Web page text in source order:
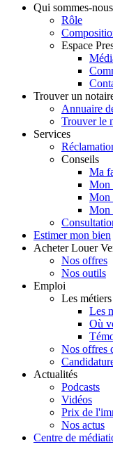
Qui sommes-
Rôle
Espace
Trouver un
Annuaire
Trouver le
Services
Conseils
Ma
Mon
Mon
Mon
Estimer mon bien
Acheter Louer
Nos offres
Nos outils
Emploi
Les
Les
Où
Nos offres
Actualités
Podcasts
Vidéos
Prix de
Nos actus
Centre de